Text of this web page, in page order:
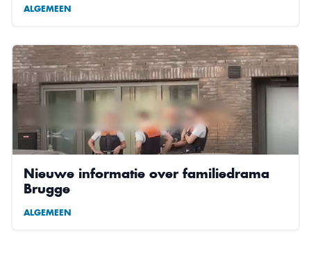
ALGEMEEN
Nieuwe informatie over familiedrama
Brugge
ALGEMEEN